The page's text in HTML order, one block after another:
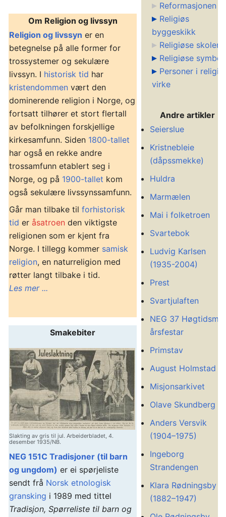
Om Religion og livssyn
Religion og livssyn er en
betegnelse på alle former for
trossystemer og sekulære
livssyn. I historisk tid har
kristendommen vært den
dominerende religion i Norge, og
fortsatt tilhører et stort flertall
av befolkningen forskjellige
kirkesamfunn. Siden 1800-tallet
har også en rekke andre
trossamfunn etablert seg i
Norge, og på 1900-tallet kom
også sekulære livssynssamfunn.
Går man tilbake til forhistorisk
tid er åsatroen den viktigste
religionen som er kjent fra
Norge. I tillegg kommer samisk
religion, en naturreligion med
røtter langt tilbake i tid.
Les mer ...
Smakebiter
Slakting av gris til jul. Arbeiderbladet, 4.
desember 1935/NB.
NEG 151C Tradisjoner (til barn
og ungdom) er ei spørjeliste
sendt frå Norsk etnologisk
gransking i 1989 med tittel
Tradisjon, Spørreliste til barn og
Reformasjonen
Religiøs
byggeskikk
Religiøse skoler
Religiøse
Personer i
virke
Andre artikler
Seierslue
Kristnebleie
(dåpssmekke)
Huldra
Marmælen
Mai i folketroen
Svartebok
Ludvig Karlsen
(1935-2004)
Prest
Svartjulaften
NEG 37
årsfestar
Primstav
August Holmstad
Misjonsarkivet
Olave Skundberg
Anders Versvik
(1904–1975)
Ingeborg
Strandengen
Klara Rødningsby
(1882–1947)